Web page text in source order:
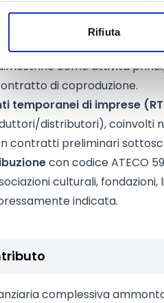
Rifiuta
equivalente 59.1, co-
di coproduzione
o audiovisive
come attività
di coproduzione.
temporanei di imprese
distributori), coinvolti
contratti preliminari
con codice ATECO
culturali,
indicata.
complessiva